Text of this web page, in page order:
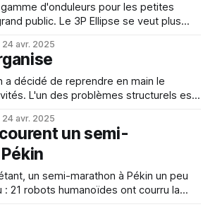
d'onduleurs pour les petites
public. Le 3P Ellipse se veut plus
de 15 minutes. Avec un format
ou IEC – sur un
24 avr. 2025
a décidé de reprendre en main le
L'un des problèmes structurels est
activités peu ou pas attachés
Pour remédier à ce
24 avr. 2025
un semi-
un semi-marathon à Pékin un peu
: 21 robots humanoïdes ont courru la